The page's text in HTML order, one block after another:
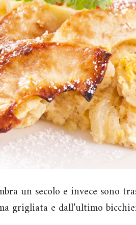
un secolo e invece sono
grigliata e dall’ultimo